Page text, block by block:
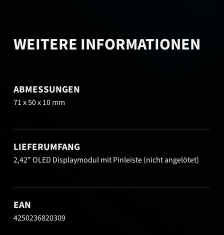
WEITERE INFORMATIONEN
ABMESSUNGEN
71 x 50 x 10 mm
LIEFERUMFANG
2,42" OLED Displaymodul mit Pinleiste (nicht angelötet)
EAN
4250236820309